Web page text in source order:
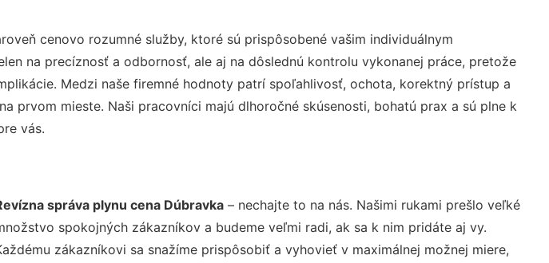
cenovo rozumné služby, ktoré sú prispôsobené vašim individuálnym
na precíznosť a odbornosť, ale aj na dôslednú kontrolu vykonanej práce, pretože
Medzi naše firemné hodnoty patrí spoľahlivosť, ochota, korektný prístup a
prvom mieste. Naši pracovníci majú dlhoročné skúsenosti, bohatú prax a sú plne k
vás.
správa plynu cena Dúbravka– nechajte to na nás. Našimi rukami prešlo veľké
spokojných zákazníkov a budeme veľmi radi, ak sa k nim pridáte aj vy.
zákazníkovi sa snažíme prispôsobiť a vyhovieť v maximálnej možnej miere,